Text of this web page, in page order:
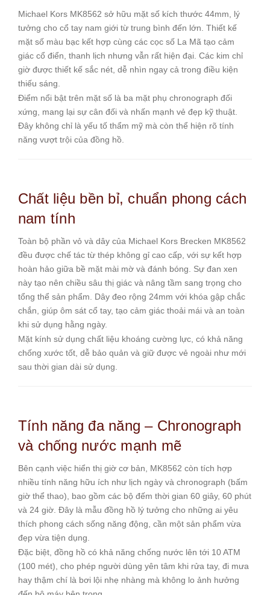
Michael Kors MK8562 sở hữu mặt số kích thước 44mm, lý
tưởng cho cổ tay nam giới từ trung bình đến lớn. Thiết kế
mặt số màu bạc kết hợp cùng các cọc số La Mã tạo cảm
giác cổ điển, thanh lịch nhưng vẫn rất hiện đại. Các kim chỉ
giờ được thiết kế sắc nét, dễ nhìn ngay cả trong điều kiện
thiếu sáng.
Điểm nổi bật trên mặt số là ba mặt phụ chronograph đối
xứng, mang lại sự cân đối và nhấn mạnh vẻ đẹp kỹ thuật.
Đây không chỉ là yếu tố thẩm mỹ mà còn thể hiện rõ tính
năng vượt trội của đồng hồ.
Chất liệu bền bỉ, chuẩn phong cách
nam tính
Toàn bộ phần vỏ và dây của Michael Kors Brecken MK8562
đều được chế tác từ thép không gỉ cao cấp, với sự kết hợp
hoàn hảo giữa bề mặt mài mờ và đánh bóng. Sự đan xen
này tạo nên chiều sâu thị giác và nâng tầm sang trọng cho
tổng thể sản phẩm. Dây đeo rộng 24mm với khóa gập chắc
chắn, giúp ôm sát cổ tay, tạo cảm giác thoải mái và an toàn
khi sử dụng hằng ngày.
Mặt kính sử dụng chất liệu khoáng cường lực, có khả năng
chống xước tốt, dễ bảo quản và giữ được vẻ ngoài như mới
sau thời gian dài sử dụng.
Tính năng đa năng – Chronograph
và chống nước mạnh mẽ
Bên cạnh việc hiển thị giờ cơ bản, MK8562 còn tích hợp
nhiều tính năng hữu ích như lịch ngày và chronograph (bấm
giờ thể thao), bao gồm các bộ đếm thời gian 60 giây, 60 phút
và 24 giờ. Đây là mẫu đồng hồ lý tưởng cho những ai yêu
thích phong cách sống năng động, cần một sản phẩm vừa
đẹp vừa tiện dụng.
Đặc biệt, đồng hồ có khả năng chống nước lên tới 10 ATM
(100 mét), cho phép người dùng yên tâm khi rửa tay, đi mưa
hay thậm chí là bơi lội nhẹ nhàng mà không lo ảnh hưởng